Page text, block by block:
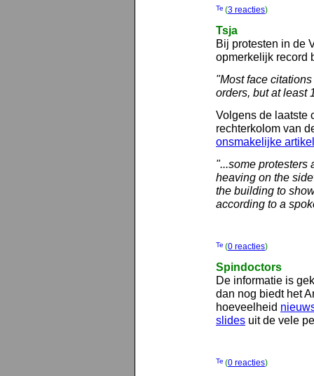
(3 reacties)
Tsja
Bij protesten in de
opmerkelijk record
"Most face
orders, but at least
Volgens de laatste
rechterkolom van
onsmakelijke artikel
"...some protesters
heaving on the
the building to
according to a
(0 reacties)
Spindoctors
De informatie is
dan nog biedt het
hoeveelheid
slides uit de vele
(0 reacties)